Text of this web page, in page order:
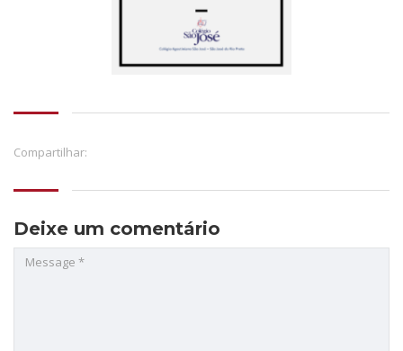
Compartilhar:
Deixe um comentário